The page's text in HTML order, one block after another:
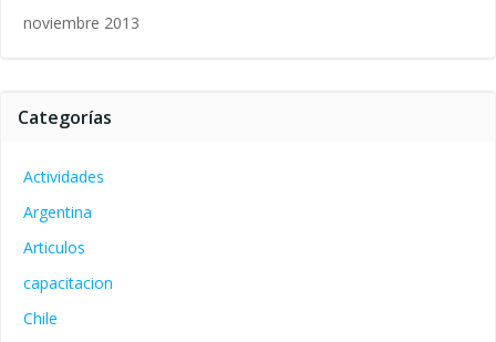
noviembre 2013
Categorías
Actividades
Argentina
Articulos
capacitacion
Chile